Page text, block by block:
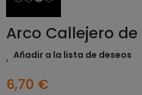
Arco Callejero
Añadir a la lista de deseos
6,70 €